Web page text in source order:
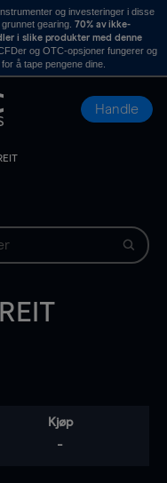
og investeringer i disse
gearing. 70% av ikke-
i slike produkter med denne
og OTC-opsjoner fungerer og
å tape pengene dine.
Handle
Kjøp
-